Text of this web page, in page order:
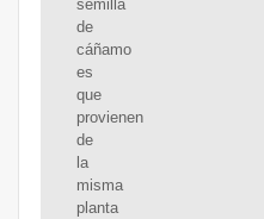
semilla
de
cáñamo
es
que
provienen
de
la
misma
planta